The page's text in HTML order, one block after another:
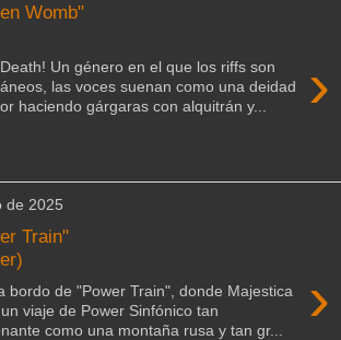
Womb"
›
Death! Un género en el que los riffs son
las voces suenan como una deidad
haciendo gárgaras con alquitrán y...
de 2025
Train"
›
bordo de "Power Train", donde Majestica
viaje de Power Sinfónico tan
como una montaña rusa y tan gr...